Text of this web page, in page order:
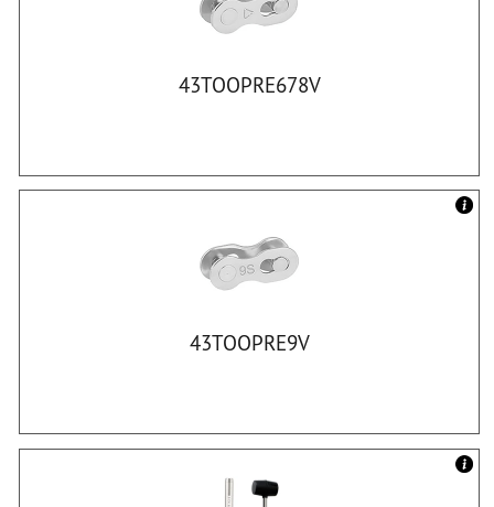
43TOOPRE678V
43TOOPRE9V